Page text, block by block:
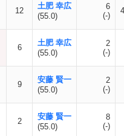
12
土肥 幸広
(55.0)
6
(-)
6
土肥 幸広
(55.0)
2
(-)
9
安藤 賢一
(55.0)
2
(-)
2
安藤 賢一
(55.0)
8
(-)